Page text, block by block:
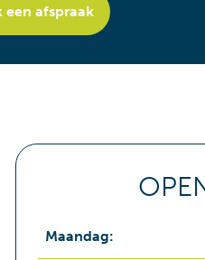
een afspraak
Maandag: